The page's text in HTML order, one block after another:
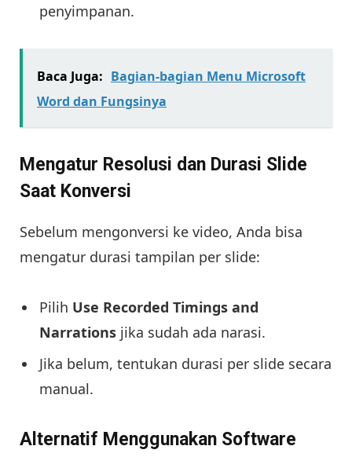
penyimpanan.
Baca Juga: Bagian-bagian Menu Microsoft
Word dan Fungsinya
Mengatur Resolusi dan Durasi Slide
Saat Konversi
Sebelum mengonversi ke video, Anda bisa
mengatur durasi tampilan per slide:
Pilih Use Recorded Timings and
Narrations jika sudah ada narasi.
Jika belum, tentukan durasi per slide secara
manual.
Alternatif Menggunakan Software